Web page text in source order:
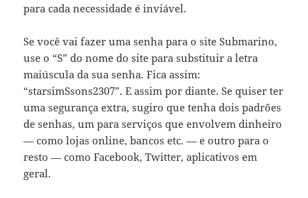
para cada necessidade é inviável.
Se você vai fazer uma senha para o site Submarino,
use o “S” do nome do site para substituir a letra
maiúscula da sua senha. Fica assim:
“starsimSsons2307”. E assim por diante. Se quiser ter
uma segurança extra, sugiro que tenha dois padrões
de senhas, um para serviços que envolvem dinheiro
— como lojas online, bancos etc. — e outro para o
resto — como Facebook, Twitter, aplicativos em
geral.